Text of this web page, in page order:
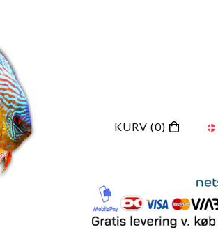
KURV (0)